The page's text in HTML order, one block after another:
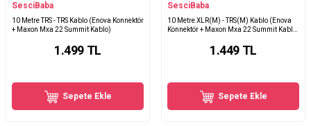
SesciBaba
10 Metre TRS - TRS Kablo (Enova Konnektör
+ Maxon Mxa 22 Summit Kablo)
1.499 TL
Sepete Ekle
SesciBaba
10 Metre XLR(M) - TRS(M) Kablo (Enova
Konnektör + Maxon Mxa 22 Summit Kablo)
1.449 TL
Sepete Ekle